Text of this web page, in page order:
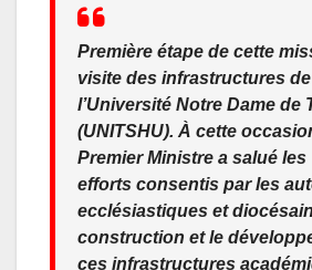
Première étape de cette
visite des infrastructures de
l’Université Notre Dame de
(UNITSHU). À cette
Premier Ministre a salué les
efforts consentis par les
ecclésiastiques et
construction et le
ces infrastructures